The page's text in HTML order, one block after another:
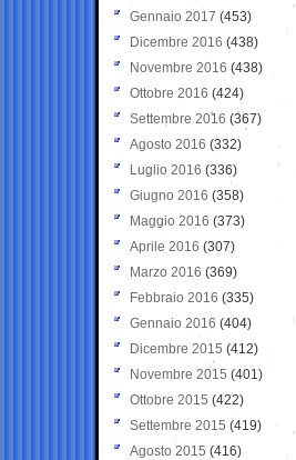
Gennaio 2017 (453)
Dicembre 2016 (438)
Novembre 2016 (438)
Ottobre 2016 (424)
Settembre 2016 (367)
Agosto 2016 (332)
Luglio 2016 (336)
Giugno 2016 (358)
Maggio 2016 (373)
Aprile 2016 (307)
Marzo 2016 (369)
Febbraio 2016 (335)
Gennaio 2016 (404)
Dicembre 2015 (412)
Novembre 2015 (401)
Ottobre 2015 (422)
Settembre 2015 (419)
Agosto 2015 (416)